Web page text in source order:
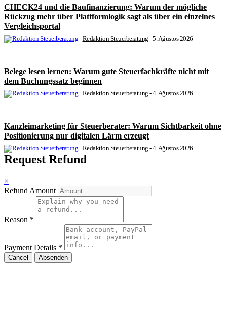
CHECK24 und die Baufinanzierung: Warum der mögliche
Rückzug mehr über Plattformlogik sagt als über ein einzelnes
Vergleichsportal
Redaktion Steuerberatung -5. Ağustos 2026
Belege lesen lernen: Warum gute Steuerfachkräfte nicht mit
dem Buchungssatz beginnen
Redaktion Steuerberatung -4. Ağustos 2026
Kanzleimarketing für Steuerberater: Warum Sichtbarkeit ohne
Positionierung nur digitalen Lärm erzeugt
Redaktion Steuerberatung -4. Ağustos 2026
Request Refund
×
Refund Amount
Reason *
Payment Details *
Cancel Absenden